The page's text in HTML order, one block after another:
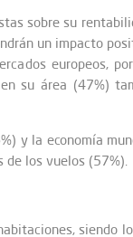
sobre su
un impacto
europeos,
su área (47%)
y la economía
de los vuelos (57%).
siendo